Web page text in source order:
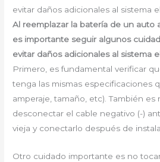
evitar daños adicionales al sistema
Al reemplazar la batería de un auto
es importante seguir algunos
evitar daños adicionales al sistema
Primero, es fundamental verificar
tenga las mismas especificaciones
amperaje, tamaño, etc). También es
desconectar el cable negativo (-)
vieja y conectarlo después de
Otro cuidado importante es no